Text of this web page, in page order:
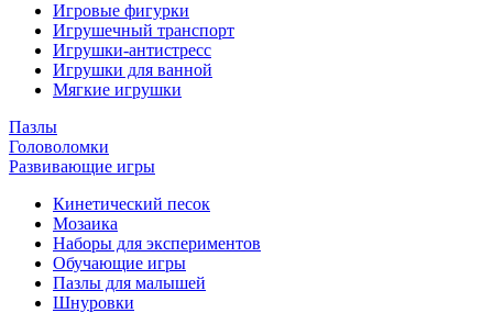
Игровые фигурки
Игрушечный транспорт
Игрушки-антистресс
Игрушки для ванной
Мягкие игрушки
Пазлы
Головоломки
Развивающие игры
Кинетический песок
Мозаика
Наборы для экспериментов
Обучающие игры
Пазлы для малышей
Шнуровки